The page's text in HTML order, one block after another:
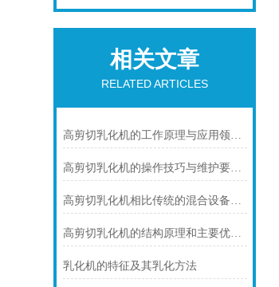
相关文章
RELATED ARTICLES
高剪切乳化机的工作原理与应用领域解析
高剪切乳化机的操作技巧与维护要点说明
高剪切乳化机相比传统的混合设备具有多个优势
高剪切乳化机的结构原理和主要优点是什么
乳化机的特征及其乳化方法